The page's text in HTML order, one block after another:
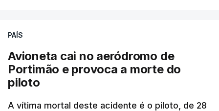
PAÍS
Avioneta cai no aeródromo de
Portimão e provoca a morte do
piloto
A vítima mortal deste acidente é o piloto, de 28